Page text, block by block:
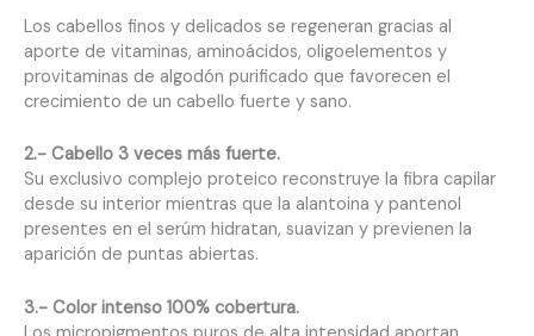
Los cabellos finos y delicados se regeneran gracias al
aporte de vitaminas, aminoácidos, oligoelementos y
provitaminas de algodón purificado que favorecen el
crecimiento de un cabello fuerte y sano.
2.- Cabello 3 veces más fuerte.
Su exclusivo complejo proteico reconstruye la fibra capilar
desde su interior mientras que la alantoina y pantenol
presentes en el serúm hidratan, suavizan y previenen la
aparición de puntas abiertas.
3.- Color intenso 100% cobertura.